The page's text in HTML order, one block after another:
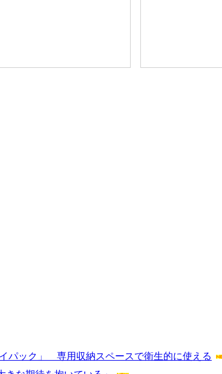
パック」 専用収納スペースで衛生的に使える